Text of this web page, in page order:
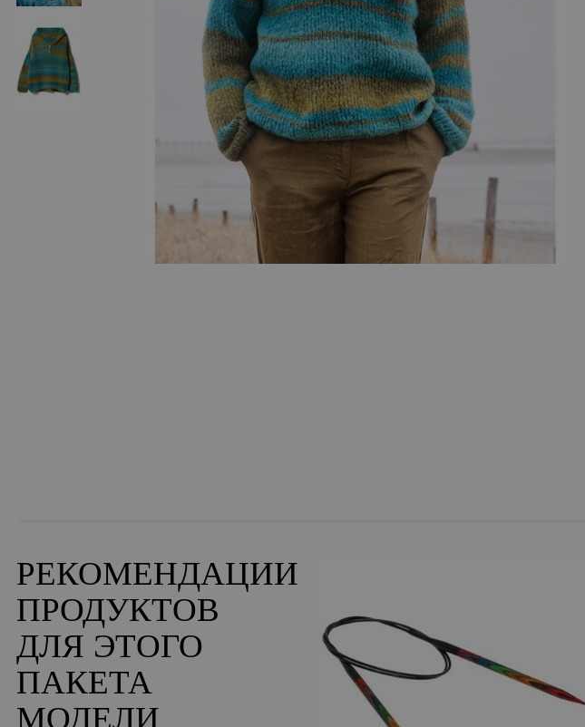
РЕКОМЕНДАЦИИ
ПРОДУКТОВ
ДЛЯ ЭТОГО
ПАКЕТА